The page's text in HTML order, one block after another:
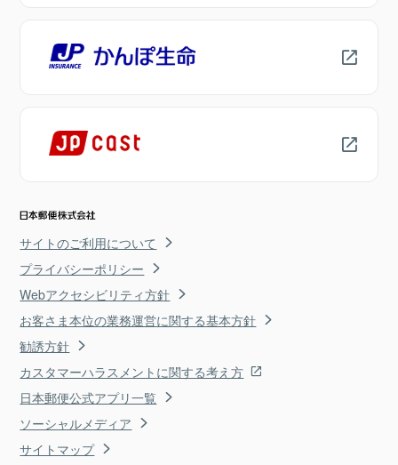
サイトのご利用について
プライバシーポリシー
Webアクセシビリティ方針
お客さま本位の業務運営に関する基本方針
勧誘方針
カスタマーハラスメントに関する考え方
日本郵便公式アプリ一覧
ソーシャルメディア
サイトマップ